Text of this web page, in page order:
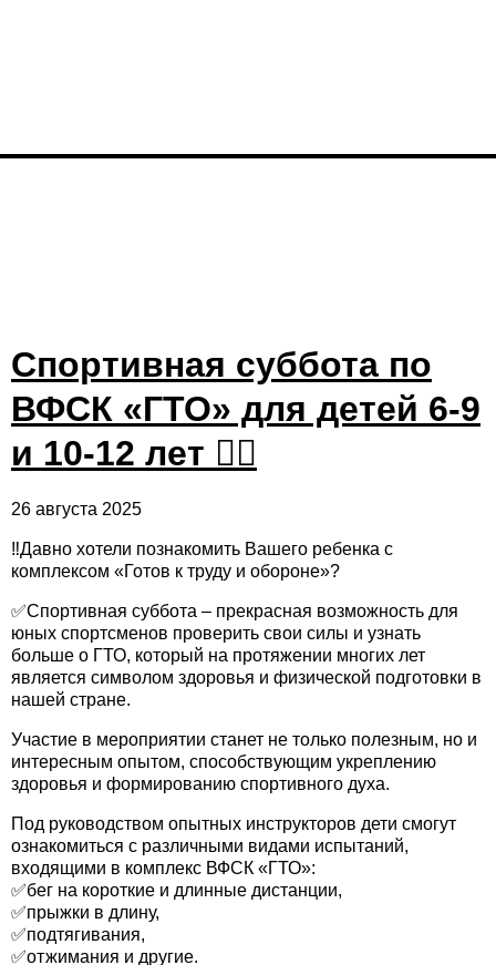
Спортивная суббота по
ВФСК «ГТО» для детей 6-9
и 10-12 лет ✊🏼
26 августа 2025
‼️Давно хотели познакомить Вашего ребенка с
комплексом «Готов к труду и обороне»?
✅Спортивная суббота – прекрасная возможность для
юных спортсменов проверить свои силы и узнать
больше о ГТО, который на протяжении многих лет
является символом здоровья и физической подготовки в
нашей стране.
Участие в мероприятии станет не только полезным, но и
интересным опытом, способствующим укреплению
здоровья и формированию спортивного духа.
Под руководством опытных инструкторов дети смогут
ознакомиться с различными видами испытаний,
входящими в комплекс ВФСК «ГТО»:
✅бег на короткие и длинные дистанции,
✅прыжки в длину,
✅подтягивания,
✅отжимания и другие.